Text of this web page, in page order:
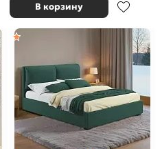
В корзину